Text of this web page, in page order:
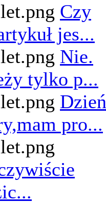
Czy
jes...
Nie.
tylko p...
Dzień
pro...